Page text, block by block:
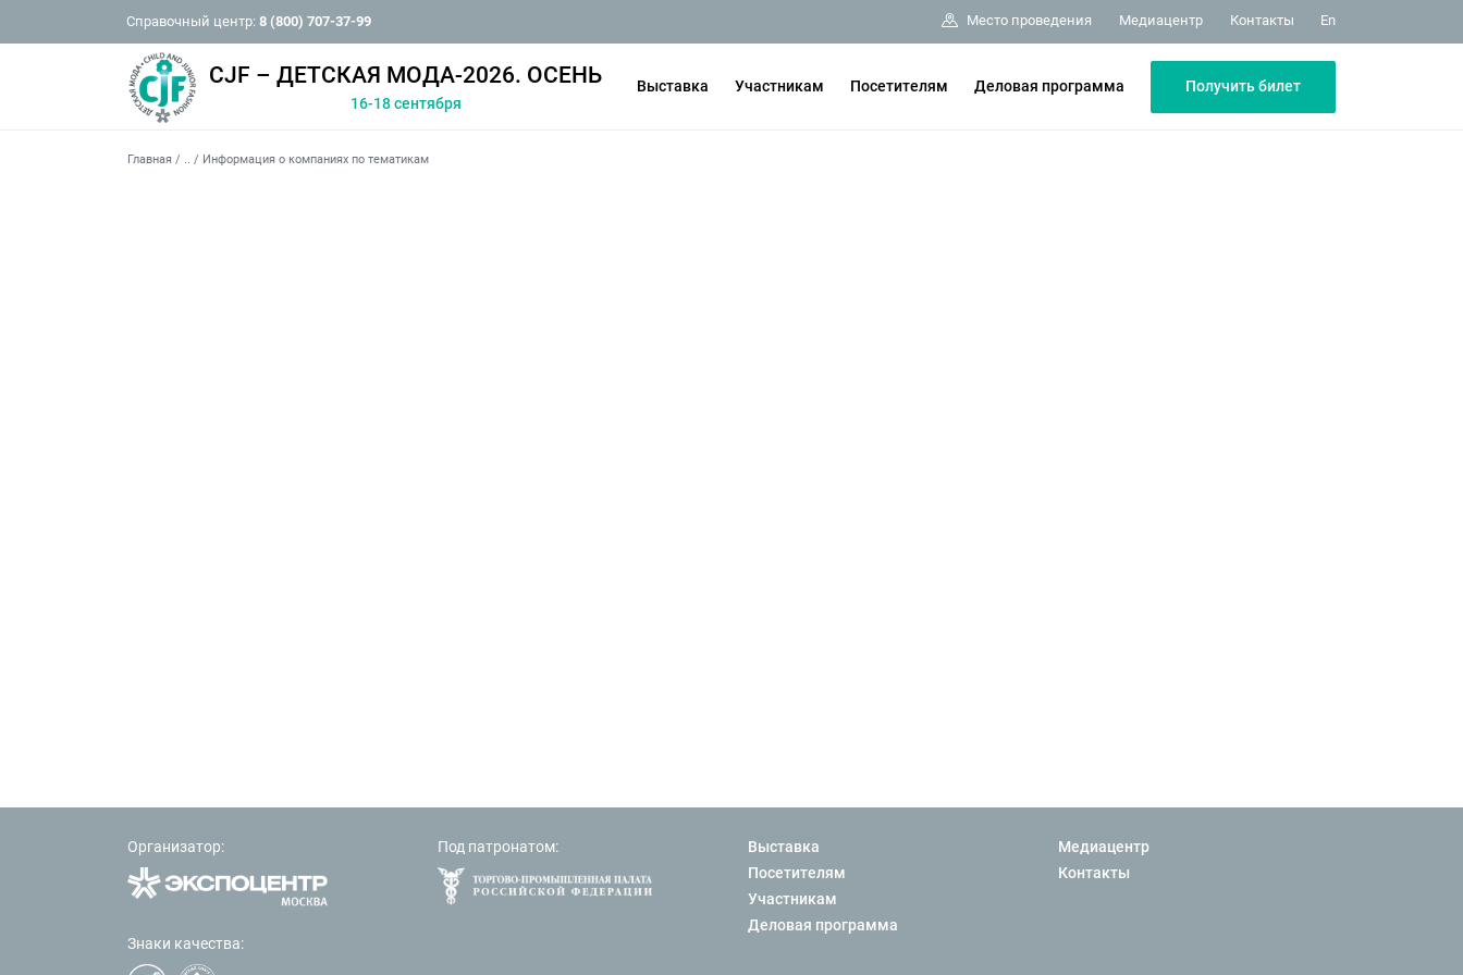
Справочный центр: 8 (800) 707-37-99 Место проведения Медиацентр Контакты En
CJF – ДЕТСКАЯ МОДА-2026. ОСЕНЬ
16-18 сентября
Выставка Участникам Посетителям Деловая программа Получить билет
Главная / .. / Информация о компаниях по тематикам
Организатор:
Знаки качества:
Под патронатом:
Выставка
Посетителям
Участникам
Деловая программа
Медиацентр
Контакты